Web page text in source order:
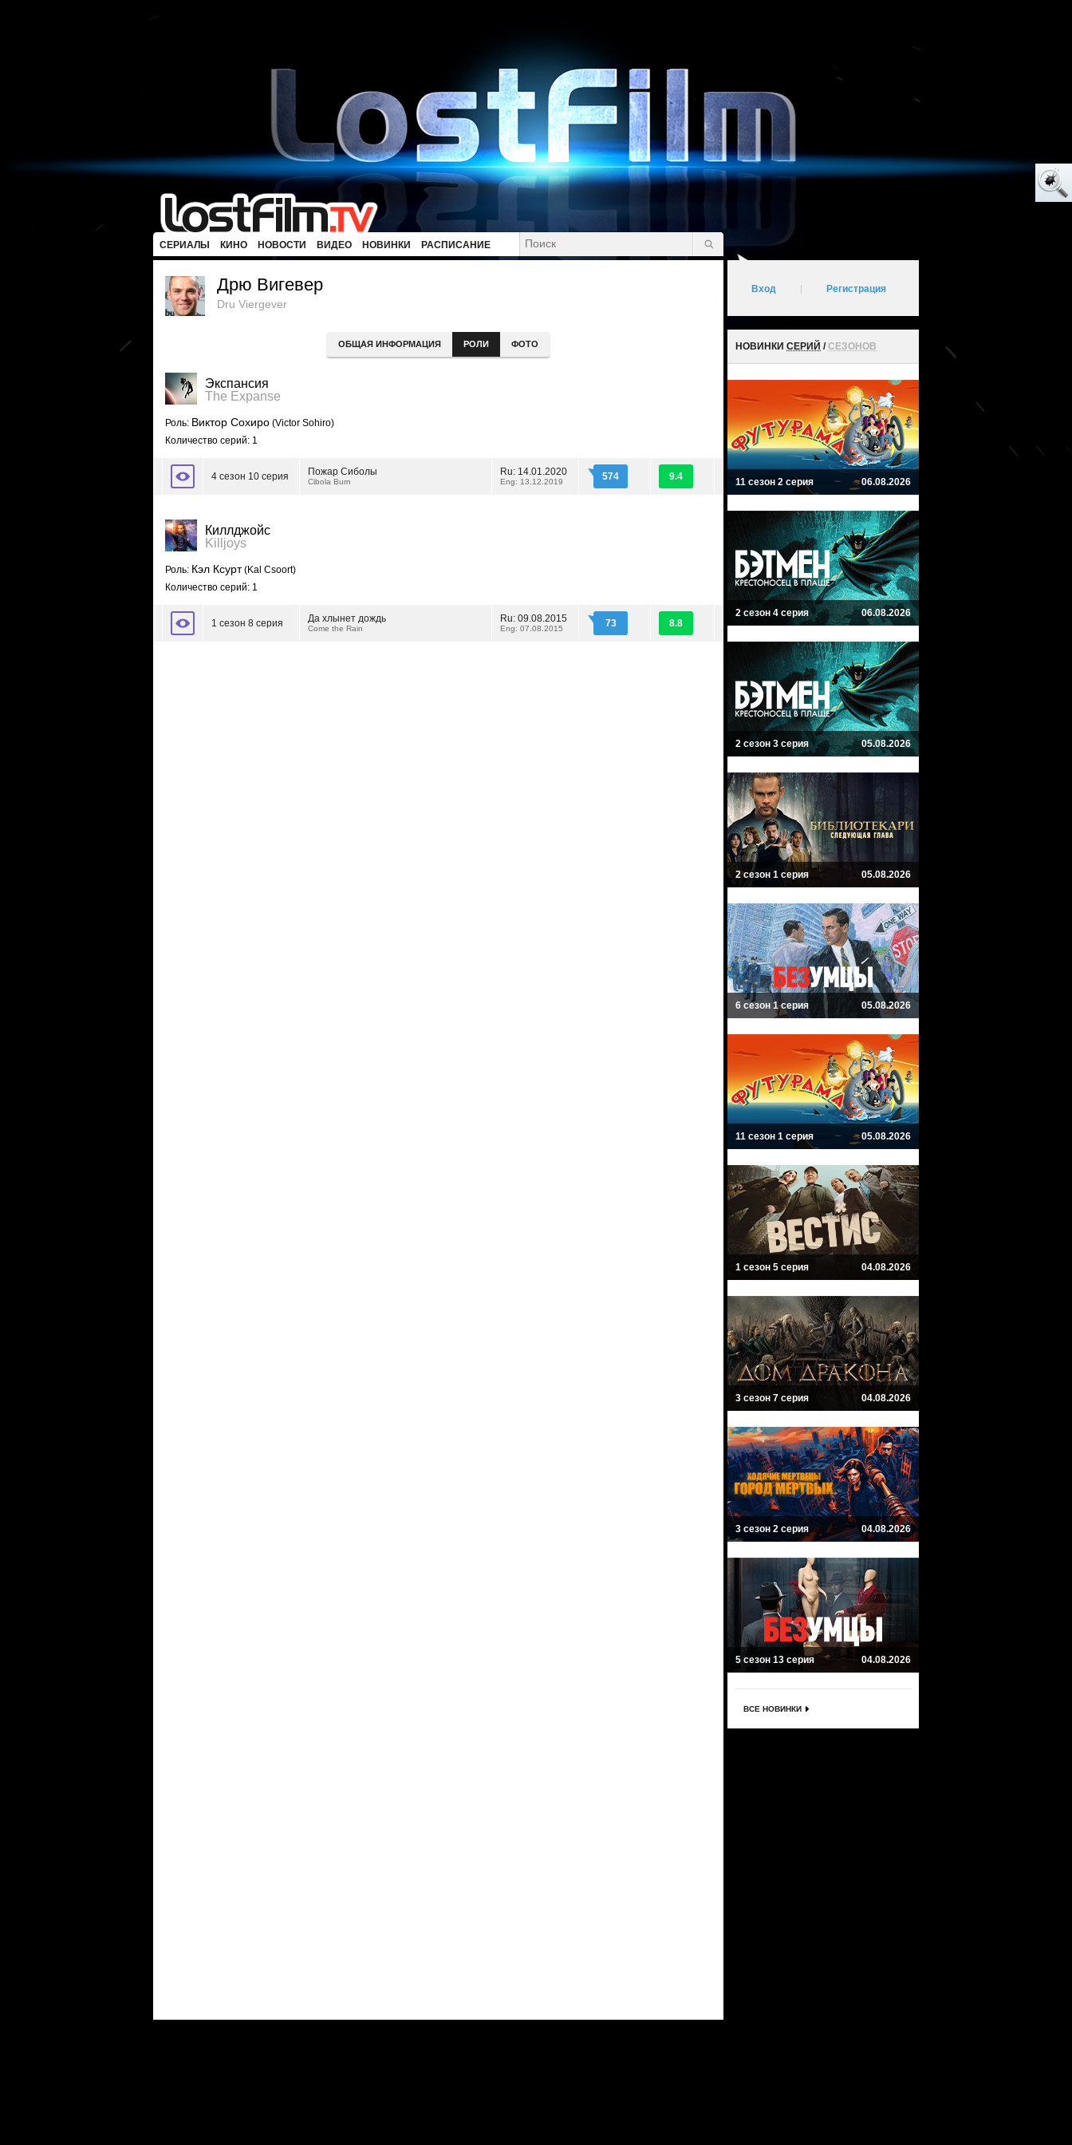
СЕРИАЛЫ КИНО НОВОСТИ ВИДЕО НОВИНКИ РАСПИСАНИЕ
Дрю Вигевер
Dru Viergever
ОБЩАЯ ИНФОРМАЦИЯ РОЛИ ФОТО
Экспансия
The Expanse
Роль: Виктор Сохиро (Victor Sohiro)
Количество серий: 1
4 сезон 10 серия Пожар Сиболы
Cibola Burn
Ru: 14.01.2020
Eng: 13.12.2019 574 9.4
Киллджойс
Killjoys
Роль: Кэл Ксурт(Kal Csoort)
Количество серий: 1
1 сезон 8 серия Да хлынет дождь
Come the Rain
Ru: 09.08.2015
Eng: 07.08.2015 73 8.8
Вход Регистрация
НОВИНКИ СЕРИЙ /СЕЗОНОВ
11 сезон 2 серия 06.08.2026
2 сезон 4 серия 06.08.2026
2 сезон 3 серия 05.08.2026
2 сезон 1 серия 05.08.2026
6 сезон 1 серия 05.08.2026
11 сезон 1 серия 05.08.2026
1 сезон 5 серия 04.08.2026
3 сезон 7 серия 04.08.2026
3 сезон 2 серия 04.08.2026
5 сезон 13 серия 04.08.2026
ВСЕ НОВИНКИ